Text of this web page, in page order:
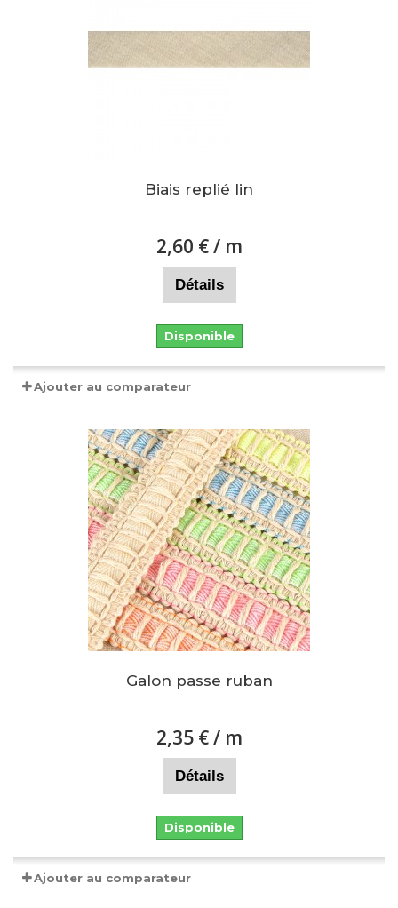
Biais replié lin
2,60 €/ m
Détails
Disponible
Ajouter au comparateur
Galon passe ruban
2,35 €/ m
Détails
Disponible
Ajouter au comparateur